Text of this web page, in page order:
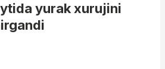
yurak xurujini